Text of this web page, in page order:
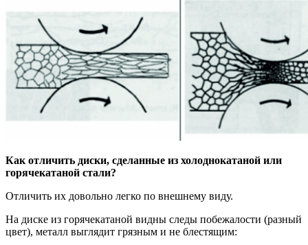
Как отличить диски, сделанные из холоднокатаной или
горячекатаной стали?
Отличить их довольно легко по внешнему виду.
На диске из горячекатаной видны следы побежалости (разный
цвет), металл выглядит грязным и не блестящим: